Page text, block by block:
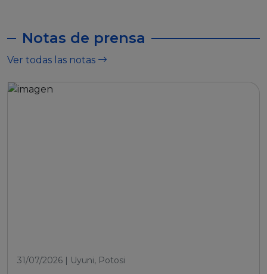
Notas de prensa
Ver todas las notas
31/07/2026 | Uyuni, Potosi